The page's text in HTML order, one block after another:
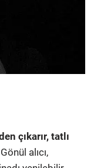
çıkarır, tatlı
alıcı,